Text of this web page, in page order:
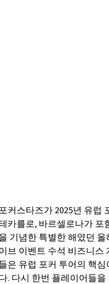
커스타즈가 2025년 유럽
카를로, 바르셀로나가 포
기념한 특별한 해였던
브 이벤트 수석 비즈니스
은 유럽 포커 투어의 핵
. 다시 한번 플레이어들